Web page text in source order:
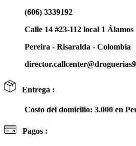
(606) 3339192
Calle 14 #23-112 local 1 Álamos
Pereira - Risaralda - Colombia
Entrega :
Costo del domicilio: 3.000 en
Pagos :